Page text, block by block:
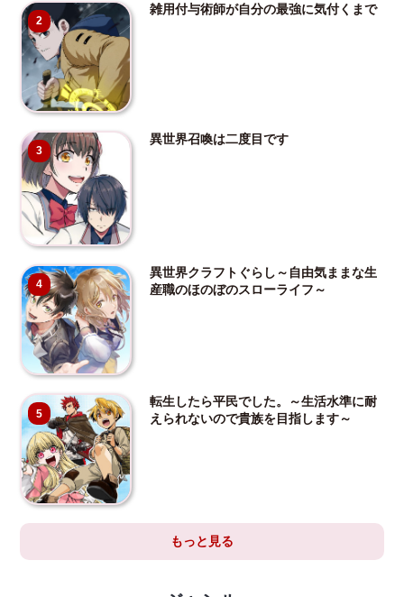
2
雑用付与術師が自分の最強に気付くまで
3
異世界召喚は二度目です
4
異世界クラフトぐらし～自由気ままな生
産職のほのぼのスローライフ～
5
転生したら平民でした。～生活水準に耐
えられないので貴族を目指します～
もっと見る